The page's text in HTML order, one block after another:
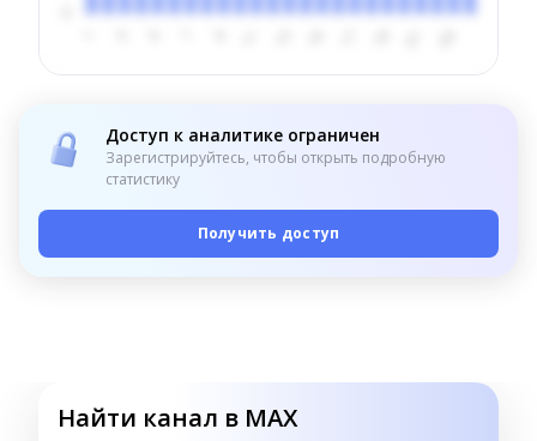
Доступ к аналитике ограничен
Зарегистрируйтесь, чтобы открыть подробную
статистику
Получить доступ
Найти канал в MAX